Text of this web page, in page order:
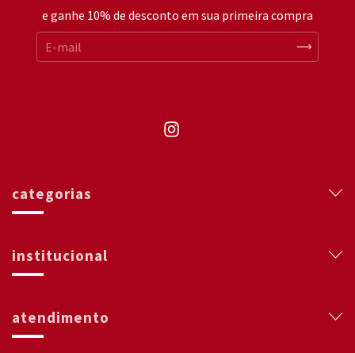
e ganhe 10% de desconto em sua primeira compra
categorias
institucional
atendimento